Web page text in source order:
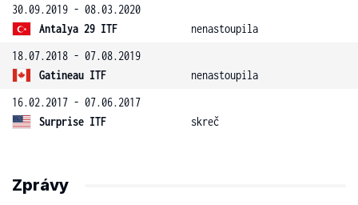
30.09.2019 - 08.03.2020
Antalya 29 ITF
nenastoupila
18.07.2018 - 07.08.2019
Gatineau ITF
nenastoupila
16.02.2017 - 07.06.2017
Surprise ITF
skreč
Zprávy